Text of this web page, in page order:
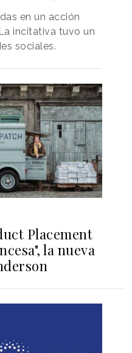
en un acción
incitativa tuvo un
sociales.
Placement
la nueva